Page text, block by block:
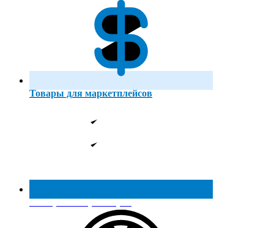
Товары для маркетплейсов
Реестр МинПромТорга